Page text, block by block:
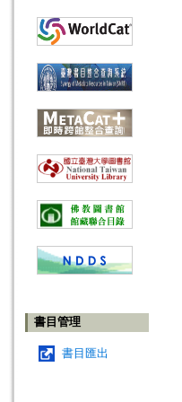
書目管理
書目匯出